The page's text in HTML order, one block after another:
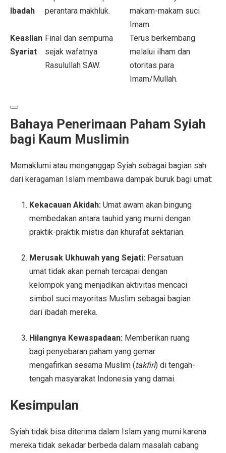
Ibadah
perantara makhluk.
makam-makam suci
Imam.
Keaslian
Syariat
Final dan sempurna
sejak wafatnya
Rasulullah SAW.
Terus berkembang
melalui ilham dan
otoritas para
Imam/Mullah.
Bahaya Penerimaan Paham Syiah
bagi Kaum Muslimin
Memaklumi atau menganggap Syiah sebagai bagian sah
dari keragaman Islam membawa dampak buruk bagi umat:
Kekacauan Akidah: Umat awam akan bingung
membedakan antara tauhid yang murni dengan
praktik-praktik mistis dan khurafat sektarian.
Merusak Ukhuwah yang Sejati: Persatuan
umat tidak akan pernah tercapai dengan
kelompok yang menjadikan aktivitas mencaci
simbol suci mayoritas Muslim sebagai bagian
dari ibadah mereka.
Hilangnya Kewaspadaan: Memberikan ruang
bagi penyebaran paham yang gemar
mengafirkan sesama Muslim (takfiri) di tengah-
tengah masyarakat Indonesia yang damai.
Kesimpulan
Syiah tidak bisa diterima dalam Islam yang murni karena
mereka tidak sekadar berbeda dalam masalah cabang